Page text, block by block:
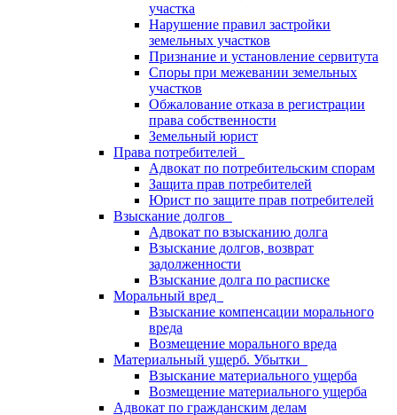
участка
Нарушение правил застройки
земельных участков
Признание и установление сервитута
Споры при межевании земельных
участков
Обжалование отказа в регистрации
права собственности
Земельный юрист
Права потребителей
Адвокат по потребительским спорам
Защита прав потребителей
Юрист по защите прав потребителей
Взыскание долгов
Адвокат по взысканию долга
Взыскание долгов, возврат
задолженности
Взыскание долга по расписке
Моральный вред
Взыскание компенсации морального
вреда
Возмещение морального вреда
Материальный ущерб. Убытки
Взыскание материального ущерба
Возмещение материального ущерба
Адвокат по гражданским делам